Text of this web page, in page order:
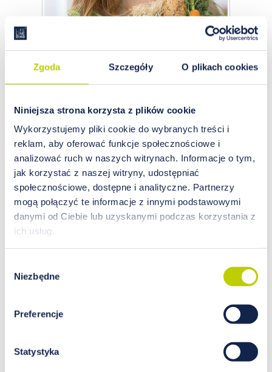
Zgoda Szczegóły O plikach cookies
Niniejsza strona korzysta z plików cookie
Wykorzystujemy pliki cookie do wybranych treści i
reklam, aby oferować funkcje społecznościowe i
analizować ruch w naszych witrynach. Informacje o tym,
jak korzystać z naszej witryny, udostępniać
społecznościowe, dostępne i analityczne. Partnerzy
mogą połączyć te informacje z innymi podstawowymi
danymi od Ciebie lub uzyskanymi podczas korzystania z
ich usług.
zgody
Niezbędne
Preferencje
Statystyka
Chrom – ważny nie tylko dla
Chrom jest pierwiastkiem chemicznym,
odkrytym w 1797 r. przez francuskiego
profesora chemii, Louisa Nicolasa Vauquelina.
Należy do grupy metali przejściowych, a jego
nazwa pochodzi od greckiego słowa „kolor”,
gdyż w zależności od stopnia utlenienia tworzy
związki o różnych barwach. Dla organizmu
ludzkiego ważny jest chrom na III stopniu
utlenienia.